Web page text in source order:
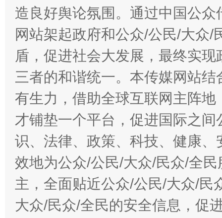
造良好舆论氛围。通过中国公
网站架起政府和公众/公民/大众
盾，促进社会大发展，最终实
三者的和谐统一。本传媒网站
有生力，借助全球互联网主阵
才铺垫一个平台，促进国际之
识、法律、政策、科技、健康
效地为公众/公民/大众/民众/全
主，全面贴近公众/公民/大众/民
大众/民众/全民的安全信息，促